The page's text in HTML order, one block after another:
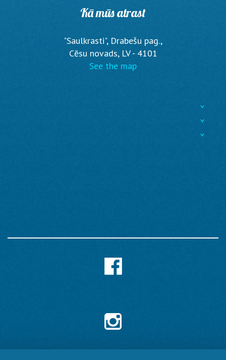
Kā mūs atrast
"Saulkrasti", Drabešu pag.,
Cēsu novads, LV - 4101
See the map
^
^
^